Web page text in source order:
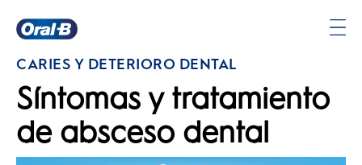
principal
CARIES Y DETERIORO DENTAL
Síntomas y tratamiento
de absceso dental